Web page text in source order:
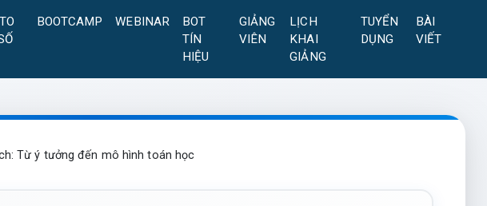
BOOTCAMP WEBINAR
BOT
TÍN
HIỆU
GIẢNG
VIÊN
LỊCH
KHAI
GIẢNG
TUYỂN
DỤNG
BÀI
VIẾT
Từ ý tưởng đến mô hình toán học